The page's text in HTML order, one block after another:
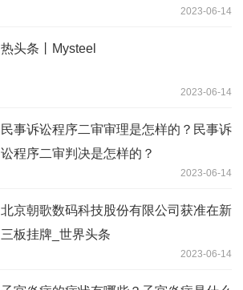
2023-06-14
热头条丨Mysteel
2023-06-14
民事诉讼程序二审审理是怎样的？民事诉
讼程序二审判决是怎样的？
2023-06-14
北京朝歌数码科技股份有限公司获准在新
三板挂牌_世界头条
2023-06-14